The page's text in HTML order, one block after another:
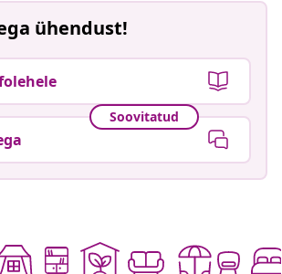
ühendust!
Soovitatud